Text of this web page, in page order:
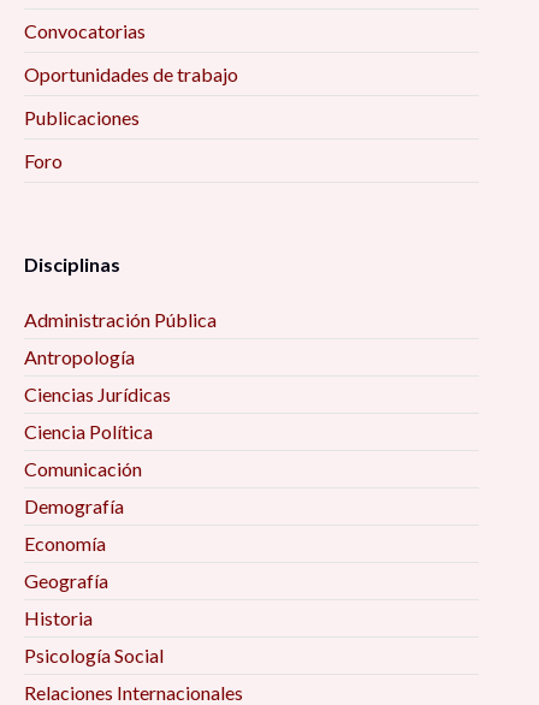
Convocatorias
Oportunidades de trabajo
Publicaciones
Foro
Disciplinas
Administración Pública
Antropología
Ciencias Jurídicas
Ciencia Política
Comunicación
Demografía
Economía
Geografía
Historia
Psicología Social
Relaciones Internacionales